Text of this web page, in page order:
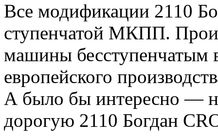
Все модификации 2110
ступенчатой МКПП.
машины бесступенчатым
европейского
А было бы интересно —
дорогую 2110 Богдан